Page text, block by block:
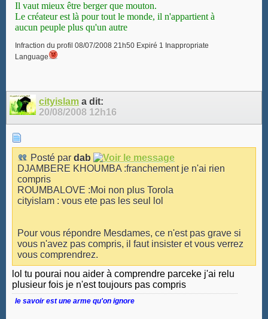
Il vaut mieux être berger que mouton.
Le créateur est là pour tout le monde, il n'appartient à
aucun peuple plus qu'un autre
Infraction du profil 08/07/2008 21h50 Expiré 1 Inappropriate
Language
cityislam a dit:
20/08/2008 12h16
Posté par dab
DJAMBERE KHOUMBA :franchement je n'ai rien
compris
ROUMBALOVE :Moi non plus Torola
cityislam : vous ete pas les seul lol
Pour vous répondre Mesdames, ce n'est pas grave si
vous n'avez pas compris, il faut insister et vous verrez
vous comprendrez.
lol tu pourai nou aider à comprendre parceke j'ai relu
plusieur fois je n'est toujours pas compris
le savoir est une arme qu'on ignore